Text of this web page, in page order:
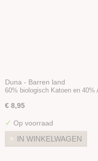
Duna - Barren land
60% biologisch Katoen en
€ 8,95
✓ Op voorraad
IN WINKELWAGEN